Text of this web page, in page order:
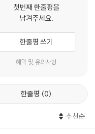
가 한순간에 깨질지도 모른
은 자세로 애써 버티고 있는
일이다. 우리는 그렇게 욕
자신의 욕구를 우선으로 생
랑은 끝나버리기 때문이다.
후회하고 이겨내고 다시 시작
첫번째 한줄평을
남겨주세요.
한줄평 쓰기
혜택 및 유의사항
한줄평 0
추천순